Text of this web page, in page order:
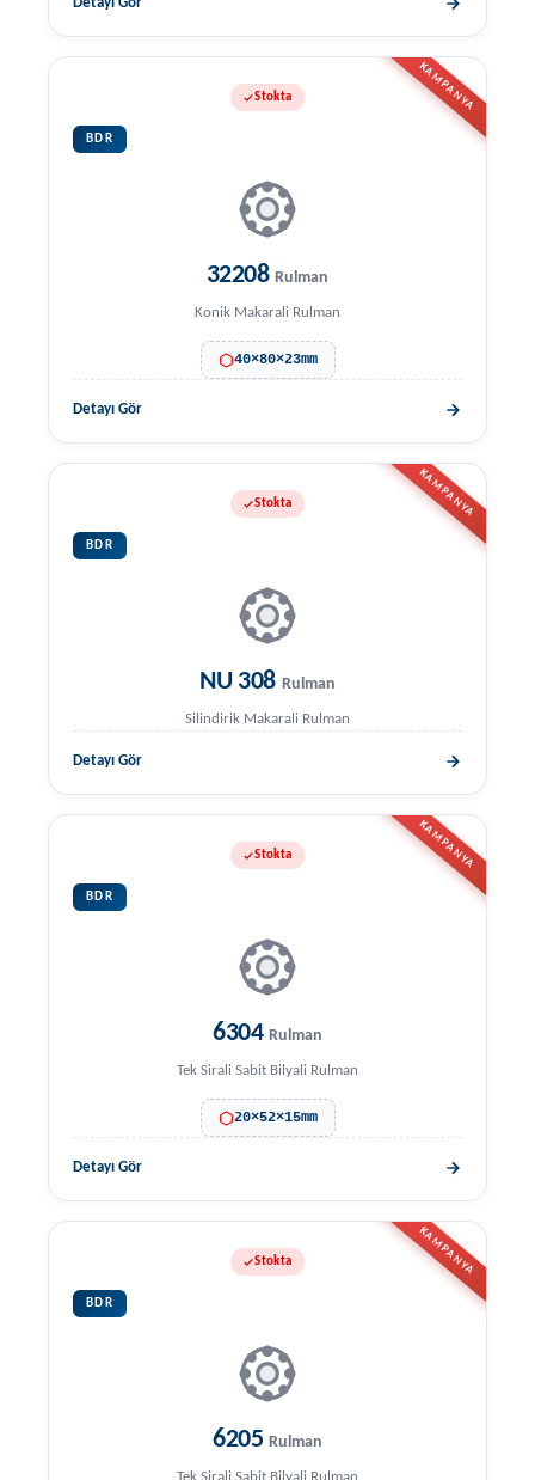
Detayı Gör
KAMPANYA
Stokta
BDR
32208Rulman
Konik Makarali Rulman
40×80×23mm
Detayı Gör
KAMPANYA
Stokta
BDR
NU 308 Rulman
Silindirik Makarali Rulman
Detayı Gör
KAMPANYA
Stokta
BDR
6304 Rulman
Tek Sirali Sabit Bilyali Rulman
20×52×15mm
Detayı Gör
KAMPANYA
Stokta
BDR
6205 Rulman